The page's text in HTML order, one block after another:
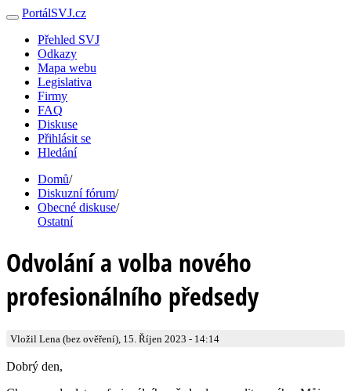
PortálSVJ.cz
Přehled SVJ
Odkazy
Mapa webu
Legislativa
Firmy
FAQ
Diskuse
Přihlásit se
Hledání
Domů/
Diskuzní fórum/
Obecné diskuse/
Ostatní
Odvolání a volba nového
profesionálního předsedy
Vložil Lena (bez ověření), 15. Říjen 2023 - 14:14
Dobrý den,